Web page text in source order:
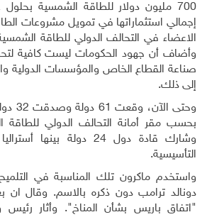
إجمالي استثماراتها في تمويل مشروعات
الاعضاء في التحالف الدولي للطاقة
صناعة القطاع الخاص والمؤسسات الدولية
إلى ذلك.
وحتى
بحسب مقر أمانة التحالف الدولي
وشارك قادة دول 24 دولة
التأسيسية.
واستخدم ماكرون تلك المناسبة في
دونالد ترامب دون ذكره بالاسم. وقال
"اتفاق باريس بشأن المناخ". وأثار رئيس